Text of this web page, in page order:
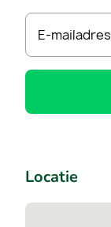
E-mailadres
Locatie